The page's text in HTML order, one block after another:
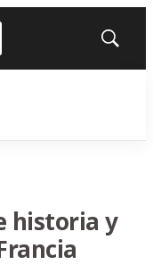
Mostrar
historia y